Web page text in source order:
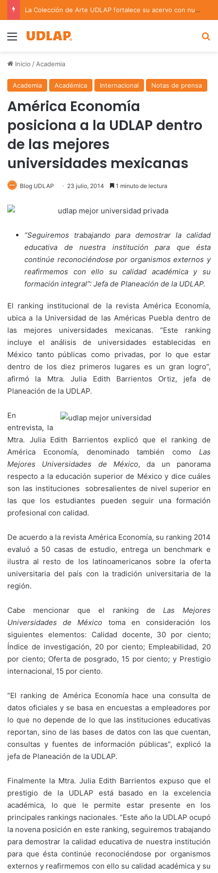
La Colección de Arte UDLAP fortalece su acervo con nuevas obras de artistas emergentes y consolidados
Menu
Inicio / Academia
Academia Académica Internacional Notas de prensa
América Economía
posiciona a la UDLAP dentro
de las mejores
universidades mexicanas
Blog UDLAP 23 julio, 2014 1 minuto de lectura
“Seguiremos trabajando para demostrar la calidad
educativa de nuestra institución para que ésta
continúe reconociéndose por organismos externos y
reafirmemos con ello su calidad académica y su
formación integral”: Jefa de Planeación de la UDLAP.
El ranking institucional de la revista América Economía,
ubica a la Universidad de las Américas Puebla dentro de
las mejores universidades mexicanas. “Este ranking
incluye el análisis de universidades establecidas en
México tanto públicas como privadas, por lo que estar
dentro de los diez primeros lugares es un gran logro”,
afirmó la Mtra. Julia Edith Barrientos Ortiz, jefa de
Planeación de la UDLAP.
En
entrevista, la
Mtra. Julia Edith Barrientos explicó que el ranking de
América Economía, denominado también como Las
Mejores Universidades de México, da un panorama
respecto a la educación superior de México y dice cuáles
son las instituciones sobresalientes de nivel superior en
las que los estudiantes pueden seguir una formación
profesional con calidad.
De acuerdo a la revista América Economía, su ranking 2014
evaluó a 50 casas de estudio, entrega un benchmark e
ilustra al resto de los latinoamericanos sobre la oferta
universitaria del país con la tradición universitaria de la
región.
Cabe mencionar que el ranking de Las Mejores
Universidades de México toma en consideración los
siguientes elementos: Calidad docente, 30 por ciento;
Índice de investigación, 20 por ciento; Empleabilidad, 20
por ciento; Oferta de posgrado, 15 por ciento; y Prestigio
internacional, 15 por ciento.
“El ranking de América Economía hace una consulta de
datos oficiales y se basa en encuestas a empleadores por
lo que no depende de lo que las instituciones educativas
reportan, sino de las bases de datos con las que cuentan,
consultas y fuentes de información públicas”, explicó la
jefa de Planeación de la UDLAP.
Finalmente la Mtra. Julia Edith Barrientos expuso que el
prestigio de la UDLAP está basado en la excelencia
académica, lo que le permite estar presente en los
principales rankings nacionales. “Este año la UDLAP ocupó
la novena posición en este ranking, seguiremos trabajando
para demostrar la calidad educativa de nuestra institución
para que ésta continúe reconociéndose por organismos
externos y reafirmemos con ello su calidad académica y su